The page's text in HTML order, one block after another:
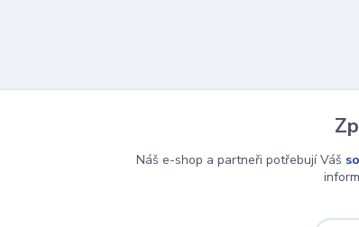
Náš e-shop a partneři potřebují Váš